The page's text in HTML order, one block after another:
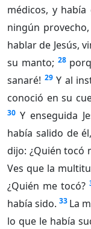
médicos, y
ningún
hablar de Jesús,
su manto; 28
sanaré! 29 Y al
conoció en su
30 Y enseguida
había salido de
dijo: ¿Quién tocó
Ves que la
¿Quién me tocó?
había sido. 33 La
lo que le había